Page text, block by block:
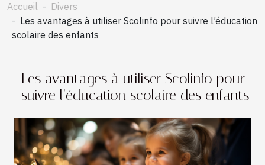
Accueil
Divers
Les avantages à utiliser Scolinfo pour suivre l’éducation
scolaire des enfants
Les avantages à utiliser Scolinfo pour
suivre l’éducation scolaire des enfants